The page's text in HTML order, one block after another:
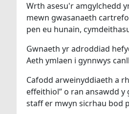
Wrth asesu'r amgylchedd
mewn gwasanaeth
pen eu hunain,
Gwnaeth yr adroddiad
Aeth ymlaen i gynnwys
Cafodd arweinyddiaeth a
effeithiol” o ran ansawdd
staff er mwyn sicrhau bod